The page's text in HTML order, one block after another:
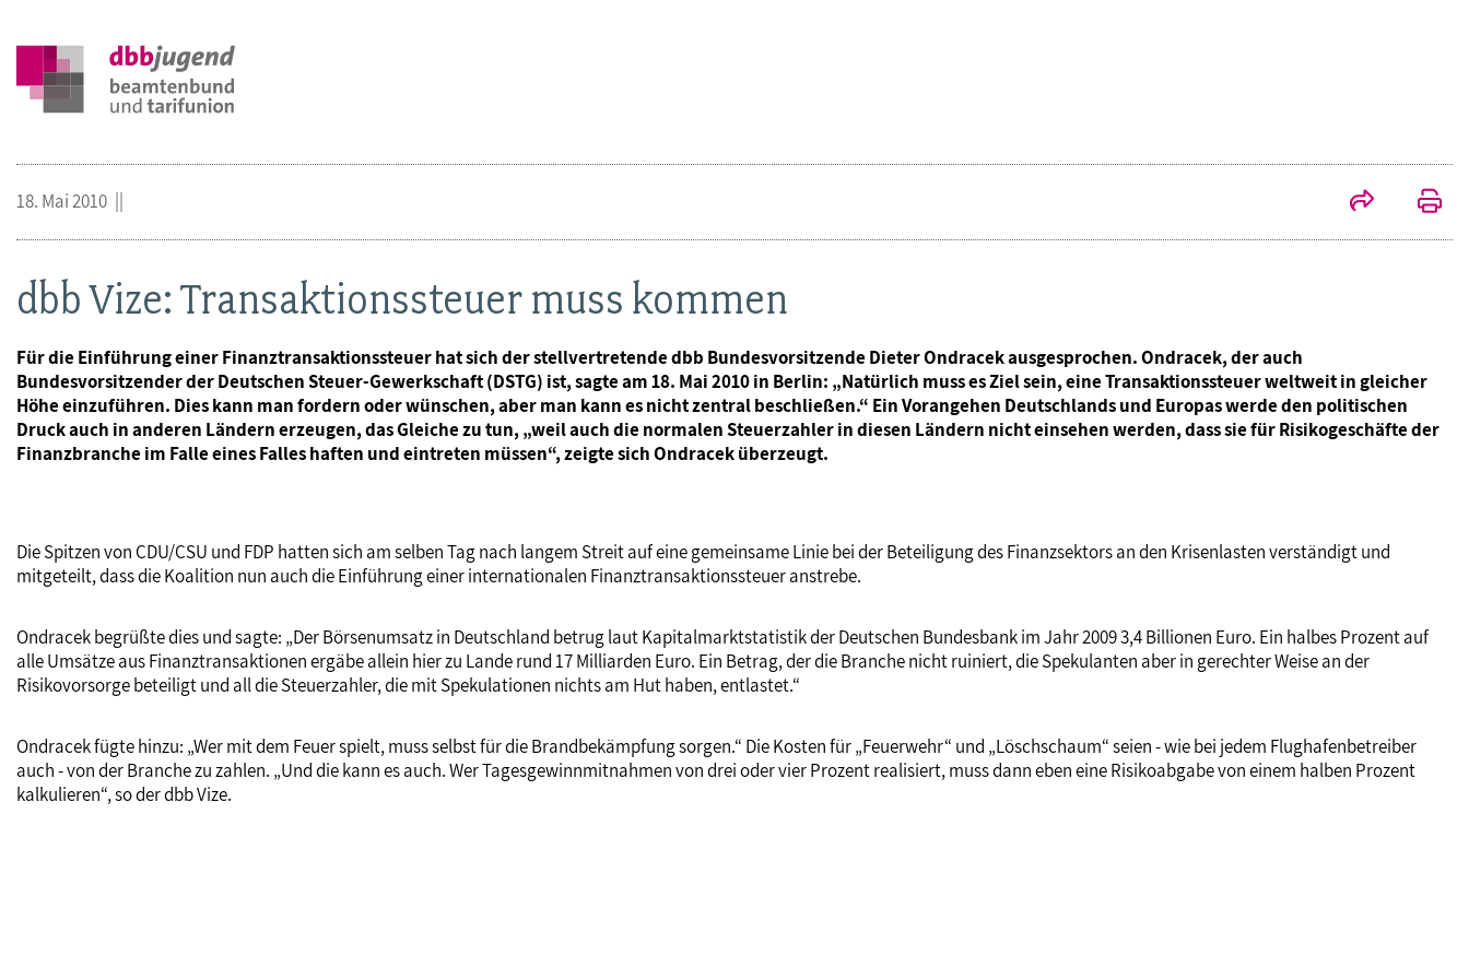
dbb Vize: Transaktionssteuer muss kommen
Für die Einführung einer Finanztransaktionssteuer hat sich der stellvertretende dbb Bundesvorsitzende Dieter Ondracek ausgesprochen. Ondracek, der auch
Bundesvorsitzender der Deutschen Steuer-Gewerkschaft (DSTG) ist, sagte am 18. Mai 2010 in Berlin: „Natürlich muss es Ziel sein, eine Transaktionssteuer weltweit in gleicher
Höhe einzuführen. Dies kann man fordern oder wünschen, aber man kann es nicht zentral beschließen.“ Ein Vorangehen Deutschlands und Europas werde den politischen
Druck auch in anderen Ländern erzeugen, das Gleiche zu tun, „weil auch die normalen Steuerzahler in diesen Ländern nicht einsehen werden, dass sie für Risikogeschäfte der
Finanzbranche im Falle eines Falles haften und eintreten müssen“, zeigte sich Ondracek überzeugt.
18. Mai 2010
Die Spitzen von CDU/CSU und FDP hatten sich am selben Tag nach langem Streit auf eine gemeinsame Linie bei der Beteiligung des Finanzsektors an den Krisenlasten verständigt und
mitgeteilt, dass die Koalition nun auch die Einführung einer internationalen Finanztransaktionssteuer anstrebe.
Ondracek begrüßte dies und sagte: „Der Börsenumsatz in Deutschland betrug laut Kapitalmarktstatistik der Deutschen Bundesbank im Jahr 2009 3,4 Billionen Euro. Ein halbes Prozent auf
alle Umsätze aus Finanztransaktionen ergäbe allein hier zu Lande rund 17 Milliarden Euro. Ein Betrag, der die Branche nicht ruiniert, die Spekulanten aber in gerechter Weise an der
Risikovorsorge beteiligt und all die Steuerzahler, die mit Spekulationen nichts am Hut haben, entlastet.“
Ondracek fügte hinzu: „Wer mit dem Feuer spielt, muss selbst für die Brandbekämpfung sorgen.“ Die Kosten für „Feuerwehr“ und „Löschschaum“ seien - wie bei jedem Flughafenbetreiber
auch - von der Branche zu zahlen. „Und die kann es auch. Wer Tagesgewinnmitnahmen von drei oder vier Prozent realisiert, muss dann eben eine Risikoabgabe von einem halben Prozent
kalkulieren“, so der dbb Vize.